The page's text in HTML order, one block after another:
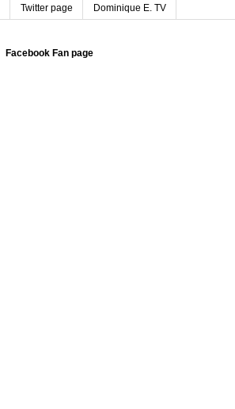
Twitter page Dominique E. TV
Facebook Fan page